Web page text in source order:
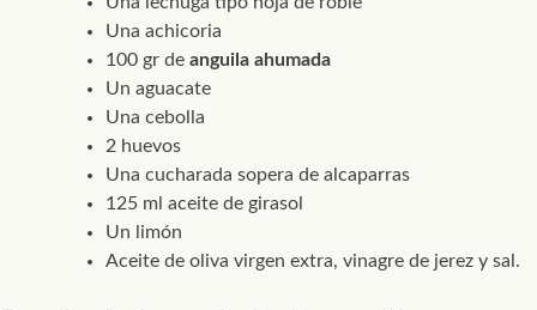
Una achicoria
100 gr de anguila ahumada
Un aguacate
Una cebolla
2 huevos
Una cucharada sopera de alcaparras
125 ml aceite de girasol
Un limón
Aceite de oliva virgen extra, vinagre de jerez y sal.